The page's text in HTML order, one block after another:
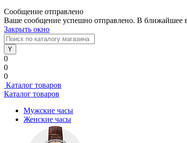
Сообщение отправлено
Ваше сообщение успешно отправлено. В ближайшее
Закрыть окно
0
0
0
Каталог товаров
Каталог товаров
Мужские часы
Женские часы